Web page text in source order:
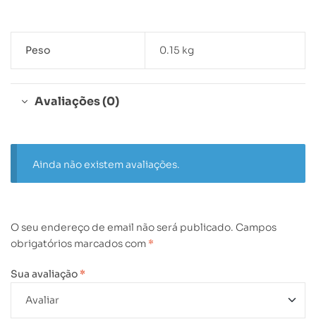
Peso 0.15 kg
Avaliações (0)
Ainda não existem avaliações.
O seu endereço de email não será publicado. Campos
obrigatórios marcados com *
Sua avaliação *